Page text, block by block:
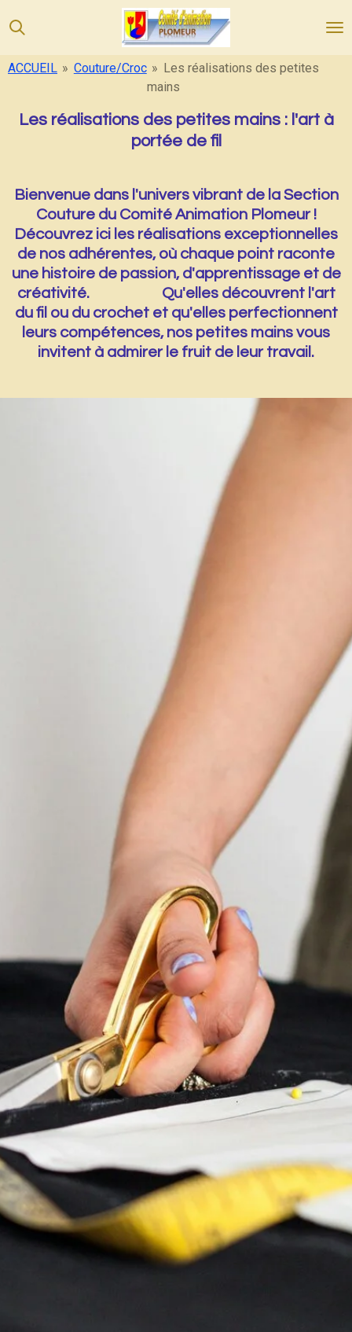
au
principal
ACCUEIL » Couture/Croc » Les réalisations des petites
mains
Les réalisations des petites mains : l'art à
portée de fil
Bienvenue dans l'univers vibrant de la Section
Couture du Comité Animation Plomeur !
Découvrez ici les réalisations exceptionnelles
de nos adhérentes, où chaque point raconte
une histoire de passion, d'apprentissage et de
créativité. Qu'elles découvrent l'art
du fil ou du crochet et qu'elles perfectionnent
leurs compétences, nos petites mains vous
invitent à admirer le fruit de leur travail.